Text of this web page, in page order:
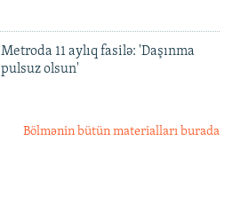
Metroda 11 aylıq fasilə: 'Daşınma
pulsuz olsun'
Bölmənin bütün materialları burada